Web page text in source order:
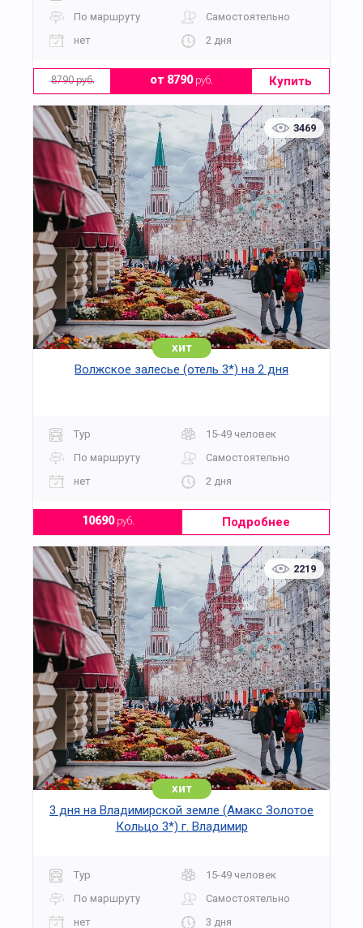
По маршруту
Самостоятельно
нет
2 дня
8790 руб. от 8790руб. Купить
3469
хит
Волжское залесье (отель 3*) на 2 дня
Тур
15-49 человек
По маршруту
Самостоятельно
нет
2 дня
10690руб. Подробнее
2219
хит
3 дня на Владимирской земле (Амакс Золотое
Кольцо 3*) г. Владимир
Тур
15-49 человек
По маршруту
Самостоятельно
нет
3 дня